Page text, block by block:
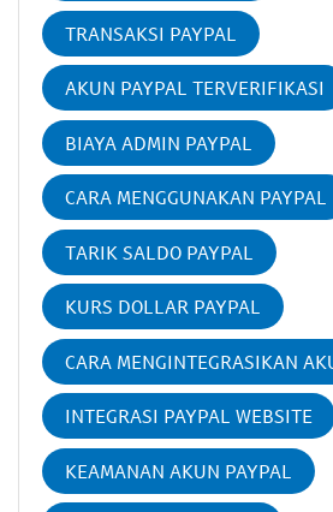
TRANSAKSI PAYPAL
AKUN PAYPAL TERVERIFIKASI
BIAYA ADMIN PAYPAL
CARA MENGGUNAKAN PAYPAL
TARIK SALDO PAYPAL
KURS DOLLAR PAYPAL
CARA MENGINTEGRASIKAN
INTEGRASI PAYPAL WEBSITE
KEAMANAN AKUN PAYPAL